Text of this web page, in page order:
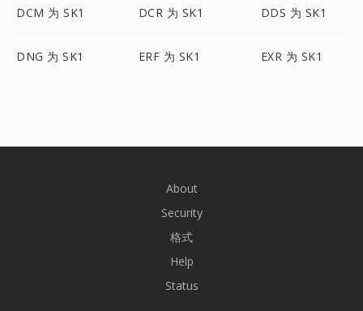
DCM 为 SK1 DCR 为 SK1 DDS 为 SK1
DNG 为 SK1 ERF 为 SK1 EXR 为 SK1
About
Security
格式
Help
Status